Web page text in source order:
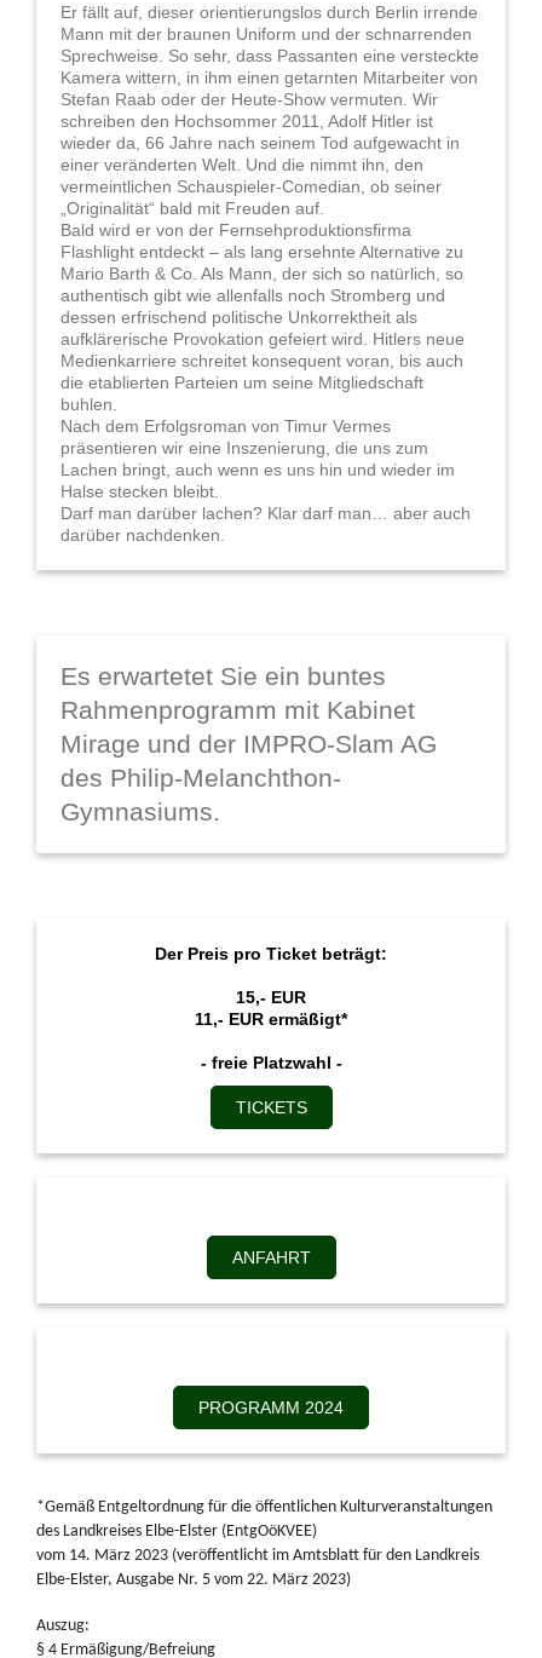
Er fällt auf, dieser orientierungslos durch Berlin irrende
Mann mit der braunen Uniform und der schnarrenden
Sprechweise. So sehr, dass Passanten eine versteckte
Kamera wittern, in ihm einen getarnten Mitarbeiter von
Stefan Raab oder der Heute-Show vermuten. Wir
schreiben den Hochsommer 2011, Adolf Hitler ist
wieder da, 66 Jahre nach seinem Tod aufgewacht in
einer veränderten Welt. Und die nimmt ihn, den
vermeintlichen Schauspieler-Comedian, ob seiner
„Originalität“ bald mit Freuden auf.
Bald wird er von der Fernsehproduktionsfirma
Flashlight entdeckt – als lang ersehnte Alternative zu
Mario Barth & Co. Als Mann, der sich so natürlich, so
authentisch gibt wie allenfalls noch Stromberg und
dessen erfrischend politische Unkorrektheit als
aufklärerische Provokation gefeiert wird. Hitlers neue
Medienkarriere schreitet konsequent voran, bis auch
die etablierten Parteien um seine Mitgliedschaft
buhlen.
Nach dem Erfolgsroman von Timur Vermes
präsentieren wir eine Inszenierung, die uns zum
Lachen bringt, auch wenn es uns hin und wieder im
Halse stecken bleibt.
Darf man darüber lachen? Klar darf man… aber auch
darüber nachdenken.
Es erwartetet Sie ein buntes
Rahmenprogramm mit Kabinet
Mirage und der IMPRO-Slam AG
des Philip-Melanchthon-
Gymnasiums.
Der Preis pro Ticket beträgt:
15,- EUR
11,- EUR ermäßigt*
- freie Platzwahl -
TICKETS
ANFAHRT
PROGRAMM 2024
*Gemäß Entgeltordnung für die öffentlichen Kulturveranstaltungen
des Landkreises Elbe-Elster (EntgOöKVEE)
vom 14. März 2023 (veröffentlicht im Amtsblatt für den Landkreis
Elbe-Elster, Ausgabe Nr. 5 vom 22. März 2023)
Auszug:
§ 4 Ermäßigung/Befreiung